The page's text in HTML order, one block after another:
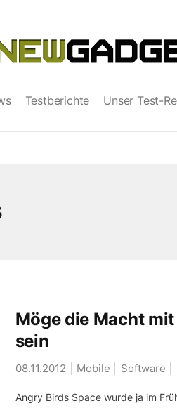
Testberichte Unser Test-
Möge die Macht
sein
08.11.2012 Mobile Software
Angry Birds Space wurde ja im